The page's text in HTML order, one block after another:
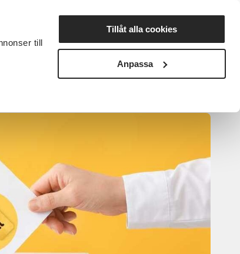
till
Tillåt alla cookies
Anpassa
Nyheter Avdelningar